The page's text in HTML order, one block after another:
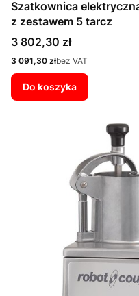
Szatkownica
z zestawem 5 tarcz
Cena
3 802,30 zł
Cena
3 091,30 złbez VAT
Do koszyka